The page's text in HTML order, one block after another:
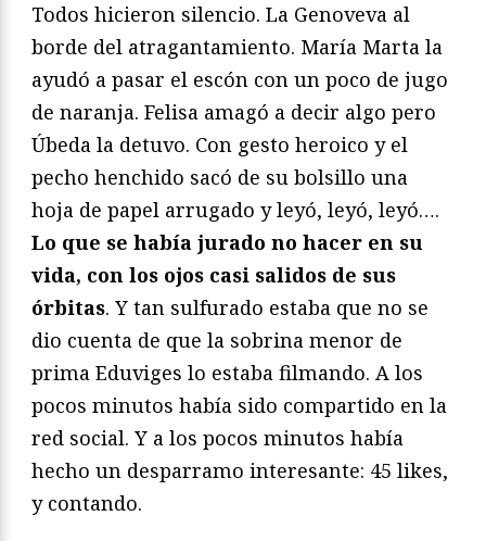
Todos hicieron silencio. La Genoveva al
borde del atragantamiento. María Marta la
ayudó a pasar el escón con un poco de jugo
de naranja. Felisa amagó a decir algo pero
Úbeda la detuvo. Con gesto heroico y el
pecho henchido sacó de su bolsillo una
hoja de papel arrugado y leyó, leyó, leyó….
Lo que se había jurado no hacer en su
vida, con los ojos casi salidos de sus
órbitas. Y tan sulfurado estaba que no se
dio cuenta de que la sobrina menor de
prima Eduviges lo estaba filmando. A los
pocos minutos había sido compartido en la
red social. Y a los pocos minutos había
hecho un desparramo interesante: 45 likes,
y contando.